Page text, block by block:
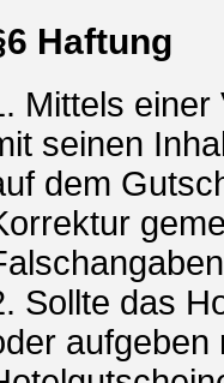
Haftung
Mittels
seinen
dem
Sollte das
aufgeben